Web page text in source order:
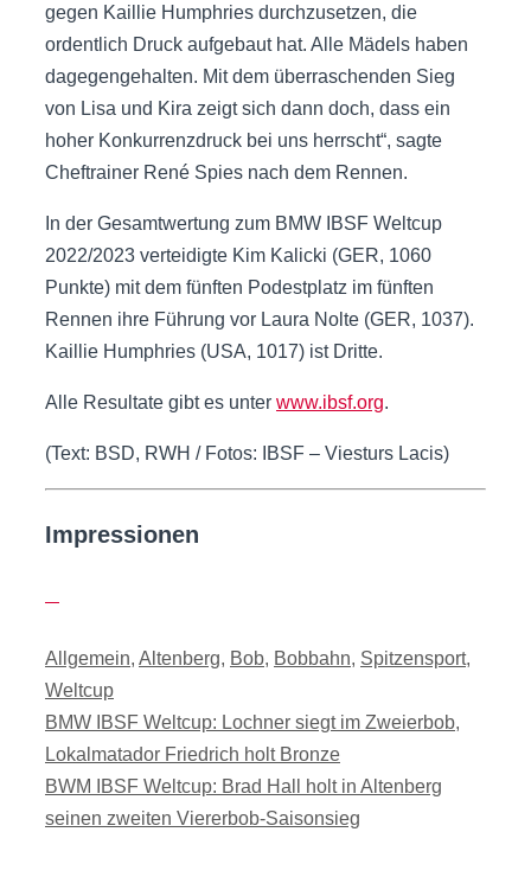
gegen Kaillie Humphries durchzusetzen, die
ordentlich Druck aufgebaut hat. Alle Mädels haben
dagegengehalten. Mit dem überraschenden Sieg
von Lisa und Kira zeigt sich dann doch, dass ein
hoher Konkurrenzdruck bei uns herrscht“, sagte
Cheftrainer René Spies nach dem Rennen.
In der Gesamtwertung zum BMW IBSF Weltcup
2022/2023 verteidigte Kim Kalicki (GER, 1060
Punkte) mit dem fünften Podestplatz im fünften
Rennen ihre Führung vor Laura Nolte (GER, 1037).
Kaillie Humphries (USA, 1017) ist Dritte.
Alle Resultate gibt es unter www.ibsf.org.
(Text: BSD, RWH / Fotos: IBSF – Viesturs Lacis)
Impressionen
Kategorien
Allgemein, Altenberg, Bob, Bobbahn, Spitzensport,
Weltcup
BMW IBSF Weltcup: Lochner siegt im Zweierbob,
Lokalmatador Friedrich holt Bronze
BWM IBSF Weltcup: Brad Hall holt in Altenberg
seinen zweiten Viererbob-Saisonsieg